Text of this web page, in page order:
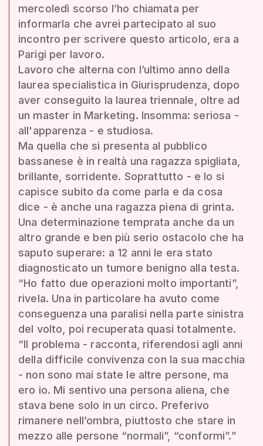
mercoledì scorso l’ho chiamata per
informarla che avrei partecipato al suo
incontro per scrivere questo articolo, era a
Parigi per lavoro.
Lavoro che alterna con l’ultimo anno della
laurea specialistica in Giurisprudenza, dopo
aver conseguito la laurea triennale, oltre ad
un master in Marketing. Insomma: seriosa -
all'apparenza - e studiosa.
Ma quella che si presenta al pubblico
bassanese è in realtà una ragazza spigliata,
brillante, sorridente. Soprattutto - e lo si
capisce subito da come parla e da cosa
dice - è anche una ragazza piena di grinta.
Una determinazione temprata anche da un
altro grande e ben più serio ostacolo che ha
saputo superare: a 12 anni le era stato
diagnosticato un tumore benigno alla testa.
“Ho fatto due operazioni molto importanti”,
rivela. Una in particolare ha avuto come
conseguenza una paralisi nella parte sinistra
del volto, poi recuperata quasi totalmente.
“Il problema - racconta, riferendosi agli anni
della difficile convivenza con la sua macchia
- non sono mai state le altre persone, ma
ero io. Mi sentivo una persona aliena, che
stava bene solo in un circo. Preferivo
rimanere nell’ombra, piuttosto che stare in
mezzo alle persone “normali”, “conformi”.”